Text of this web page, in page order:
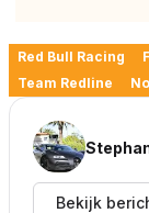
Red Bull Racing
Team Redline
Bekijk